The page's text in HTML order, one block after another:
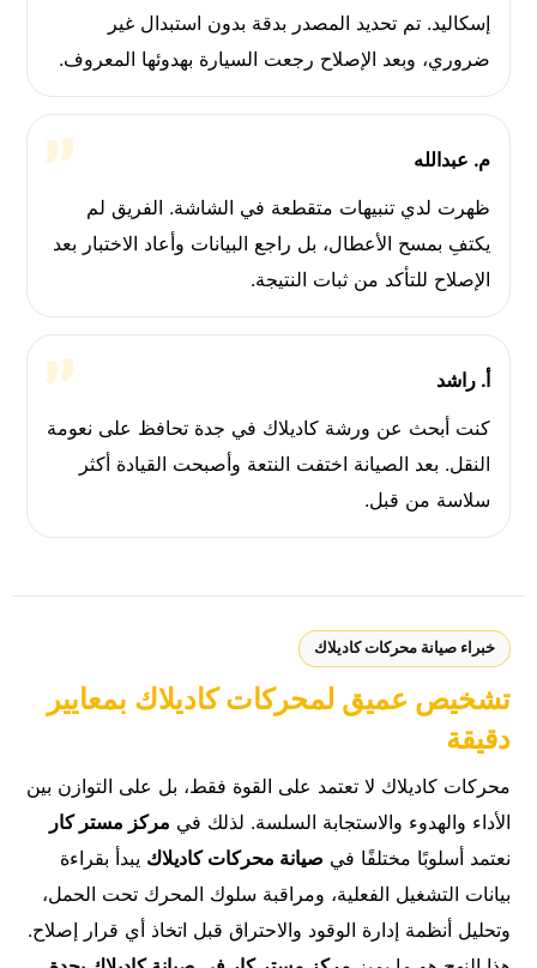
إسكاليد. تم تحديد المصدر بدقة بدون استبدال غير
ضروري، وبعد الإصلاح رجعت السيارة بهدوئها المعروف.
م. عبدالله
ظهرت لدي تنبيهات متقطعة في الشاشة. الفريق لم
يكتفِ بمسح الأعطال، بل راجع البيانات وأعاد الاختبار بعد
الإصلاح للتأكد من ثبات النتيجة.
أ. راشد
كنت أبحث عن ورشة كاديلاك في جدة تحافظ على نعومة
النقل. بعد الصيانة اختفت النتعة وأصبحت القيادة أكثر
سلاسة من قبل.
خبراء صيانة محركات كاديلاك
تشخيص عميق لمحركات كاديلاك بمعايير
دقيقة
محركات كاديلاك لا تعتمد على القوة فقط، بل على التوازن بين
الأداء والهدوء والاستجابة السلسة. لذلك في مركز مستر كار
نعتمد أسلوبًا مختلفًا في صيانة محركات كاديلاك يبدأ بقراءة
بيانات التشغيل الفعلية، ومراقبة سلوك المحرك تحت الحمل،
وتحليل أنظمة إدارة الوقود والاحتراق قبل اتخاذ أي قرار إصلاح.